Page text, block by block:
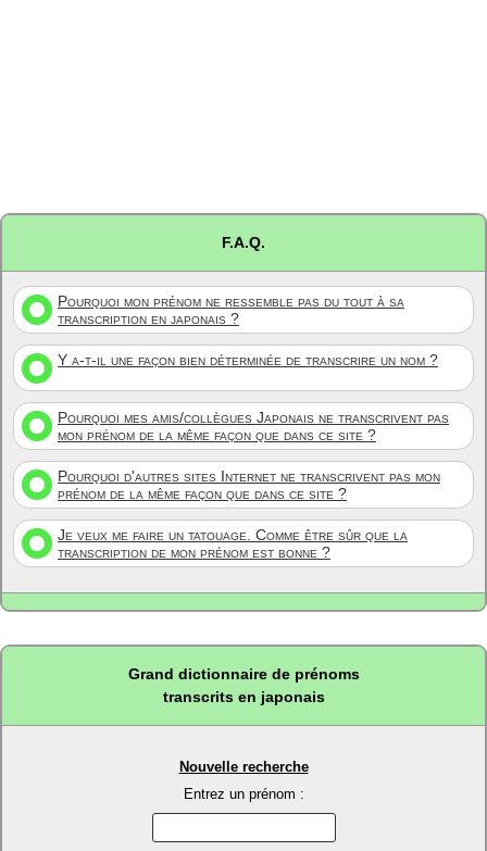
F.A.Q.
Pourquoi mon prénom ne ressemble pas du tout à sa
transcription en japonais ?
Y a-t-il une façon bien déterminée de transcrire un nom ?
Pourquoi mes amis/collègues Japonais ne transcrivent pas
mon prénom de la même façon que dans ce site ?
Pourquoi d'autres sites Internet ne transcrivent pas mon
prénom de la même façon que dans ce site ?
Je veux me faire un tatouage. Comme être sûr que la
transcription de mon prénom est bonne ?
Grand dictionnaire de prénoms
transcrits en japonais
Nouvelle recherche
Entrez un prénom :